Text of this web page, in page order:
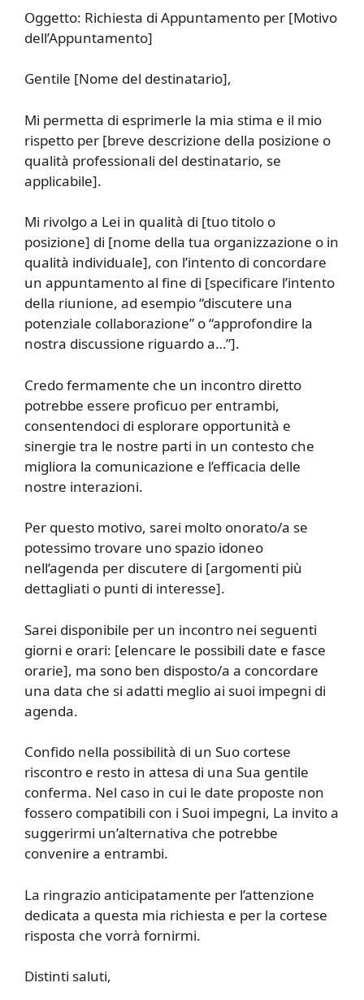
Oggetto: Richiesta di Appuntamento per [Motivo
dell’Appuntamento]
Gentile [Nome del destinatario],
Mi permetta di esprimerle la mia stima e il mio
rispetto per [breve descrizione della posizione o
qualità professionali del destinatario, se
applicabile].
Mi rivolgo a Lei in qualità di [tuo titolo o
posizione] di [nome della tua organizzazione o in
qualità individuale], con l’intento di concordare
un appuntamento al fine di [specificare l’intento
della riunione, ad esempio “discutere una
potenziale collaborazione” o “approfondire la
nostra discussione riguardo a…”].
Credo fermamente che un incontro diretto
potrebbe essere proficuo per entrambi,
consentendoci di esplorare opportunità e
sinergie tra le nostre parti in un contesto che
migliora la comunicazione e l’efficacia delle
nostre interazioni.
Per questo motivo, sarei molto onorato/a se
potessimo trovare uno spazio idoneo
nell’agenda per discutere di [argomenti più
dettagliati o punti di interesse].
Sarei disponibile per un incontro nei seguenti
giorni e orari: [elencare le possibili date e fasce
orarie], ma sono ben disposto/a a concordare
una data che si adatti meglio ai suoi impegni di
agenda.
Confido nella possibilità di un Suo cortese
riscontro e resto in attesa di una Sua gentile
conferma. Nel caso in cui le date proposte non
fossero compatibili con i Suoi impegni, La invito a
suggerirmi un’alternativa che potrebbe
convenire a entrambi.
La ringrazio anticipatamente per l’attenzione
dedicata a questa mia richiesta e per la cortese
risposta che vorrà fornirmi.
Distinti saluti,